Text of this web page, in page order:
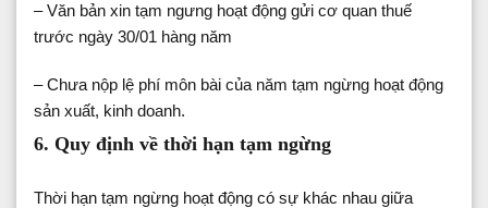
– Văn bản xin tạm ngưng hoạt động gửi cơ quan thuế
trước ngày 30/01 hàng năm
– Chưa nộp lệ phí môn bài của năm tạm ngừng hoạt động
sản xuất, kinh doanh.
6. Quy định về thời hạn tạm ngừng
Thời hạn tạm ngừng hoạt động có sự khác nhau giữa